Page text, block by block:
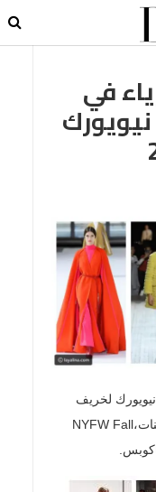
في
لخريف
،